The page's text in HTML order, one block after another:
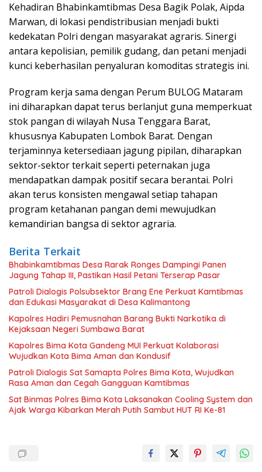
Kehadiran Bhabinkamtibmas Desa Bagik Polak, Aipda
Marwan, di lokasi pendistribusian menjadi bukti
kedekatan Polri dengan masyarakat agraris. Sinergi
antara kepolisian, pemilik gudang, dan petani menjadi
kunci keberhasilan penyaluran komoditas strategis ini.
Program kerja sama dengan Perum BULOG Mataram
ini diharapkan dapat terus berlanjut guna memperkuat
stok pangan di wilayah Nusa Tenggara Barat,
khususnya Kabupaten Lombok Barat. Dengan
terjaminnya ketersediaan jagung pipilan, diharapkan
sektor-sektor terkait seperti peternakan juga
mendapatkan dampak positif secara berantai. Polri
akan terus konsisten mengawal setiap tahapan
program ketahanan pangan demi mewujudkan
kemandirian bangsa di sektor agraria.
Berita Terkait
Bhabinkamtibmas Desa Rarak Ronges Dampingi Panen
Jagung Tahap III, Pastikan Hasil Petani Terserap Pasar
Patroli Dialogis Polsubsektor Brang Ene Perkuat Kamtibmas
dan Edukasi Masyarakat di Desa Kalimantong
Kapolres Hadiri Pemusnahan Barang Bukti Narkotika di
Kejaksaan Negeri Sumbawa Barat
Kapolres Bima Kota Gandeng MUI Perkuat Kolaborasi
Wujudkan Kota Bima Aman dan Kondusif
Patroli Dialogis Sat Samapta Polres Bima Kota, Wujudkan
Rasa Aman dan Cegah Gangguan Kamtibmas
Sat Binmas Polres Bima Kota Laksanakan Cooling System dan
Ajak Warga Kibarkan Merah Putih Sambut HUT RI Ke-81